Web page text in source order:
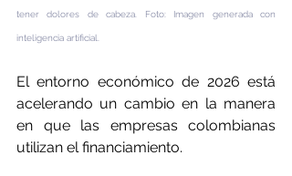
tener dolores de cabeza. Foto: Imagen generada con
inteligencia artificial.
El entorno económico de 2026 está
acelerando un cambio en la manera
en que las empresas colombianas
utilizan el financiamiento.